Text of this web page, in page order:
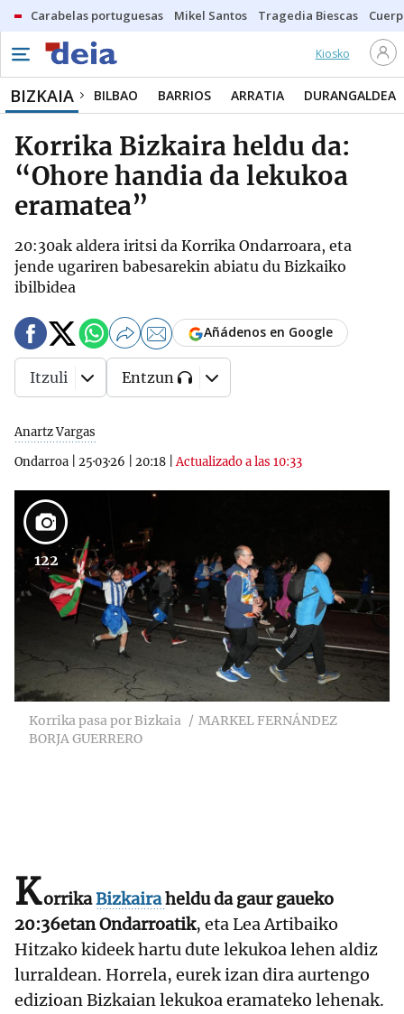
Carabelas portuguesas Mikel Santos Tragedia Biescas
Kiosko
BIZKAIA BILBAO BARRIOS ARRATIA DURANGALDEA
Korrika Bizkaira heldu da:
“Ohore handia da lekukoa
eramatea”
20:30ak aldera iritsi da Korrika Ondarroara, eta
jende ugariren babesarekin abiatu du Bizkaiko
ibilbidea
Anartz Vargas
Ondarroa
25·03·26 20:18 |Actualizado a las 10:33
Añádenos en Google
Itzuli Entzun
122
Korrika pasa por Bizkaia
MARKEL FERNÁNDEZ
BORJA GUERRERO
KorrikaBizkairaheldu da gaur gaueko
20:36etan Ondarroatik, eta Lea Artibaiko
Hitzako kideek hartu dute lekukoa lehen aldiz
lurraldean. Horrela, eurek izan dira aurtengo
edizioan Bizkaian lekukoa eramateko lehenak.